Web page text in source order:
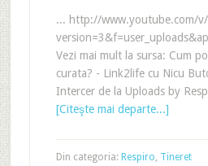
... http://www.youtube.com/v/
Vezi mai mult la sursa: Cum
curata? - Link2life cu Nicu
Intercer de la Uploads by
[Citeşte mai departe...]
Din categoria: Respiro, Tineret